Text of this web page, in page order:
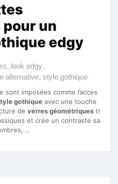
pour un
edgy
, look edgy,
alternative, style gothique
sont imposées comme l’acces
gothique avec une touche
de verres géométriques tr
et crée un contraste sa
…